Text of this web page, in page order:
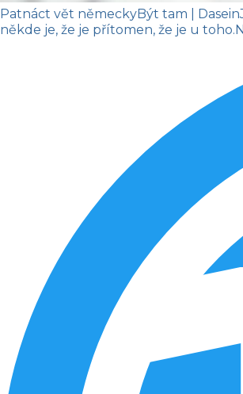
Patnáct vět německyBýt tam | Dasein
někde je, že je přítomen, že je u toho.